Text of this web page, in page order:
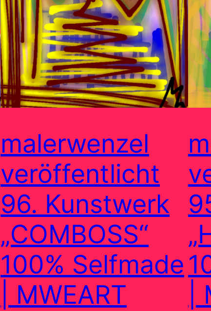
malerwenzel
veröffentlicht
96. Kunstwerk
„COMBOSS“
100% Selfmade
| MWEART